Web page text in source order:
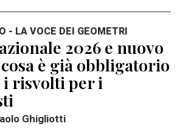
- LA VOCE DEI GEOMETRI
2026 e nuovo
è già obbligatorio
i risvolti per i
Ghigliotti